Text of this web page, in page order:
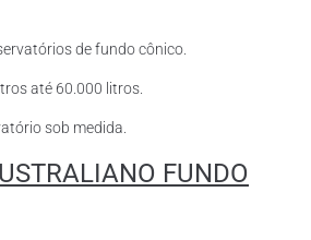
de fundo cônico.
até 60.000 litros.
sob medida.
FUNDO